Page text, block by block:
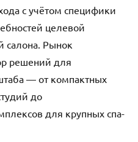
с учётом специфики
целевой
салона. Рынок
решений для
— от компактных
до
для крупных спа-